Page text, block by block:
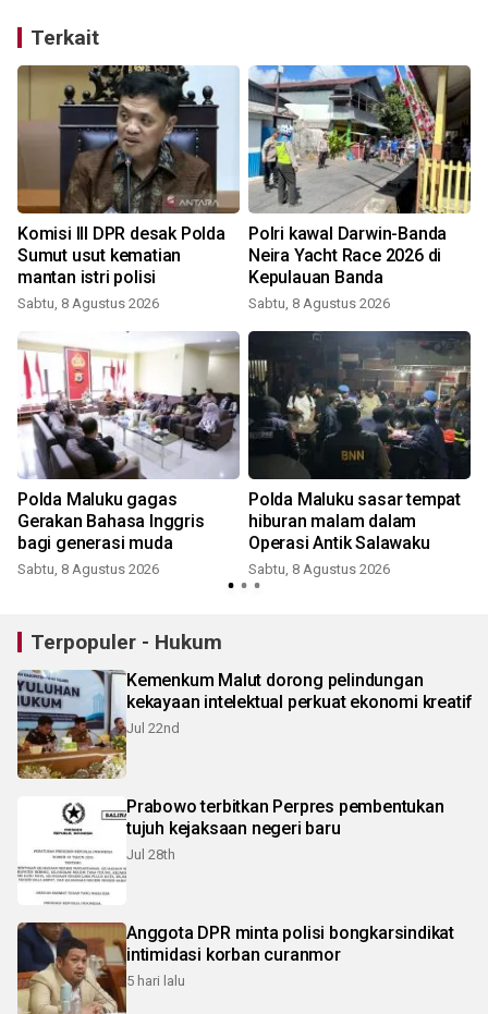
Terkait
Komisi III DPR desak Polda
Sumut usut kematian
mantan istri polisi
Sabtu, 8 Agustus 2026
Polri kawal Darwin-Banda
Neira Yacht Race 2026 di
Kepulauan Banda
Sabtu, 8 Agustus 2026
Polda Maluku gagas
Gerakan Bahasa Inggris
bagi generasi muda
Sabtu, 8 Agustus 2026
Polda Maluku sasar tempat
hiburan malam dalam
Operasi Antik Salawaku
Sabtu, 8 Agustus 2026
Terpopuler - Hukum
Kemenkum Malut dorong pelindungan
kekayaan intelektual perkuat ekonomi kreatif
Jul 22nd
Prabowo terbitkan Perpres pembentukan
tujuh kejaksaan negeri baru
Jul 28th
Anggota DPR minta polisi bongkarsindikat
intimidasi korban curanmor
5 hari lalu